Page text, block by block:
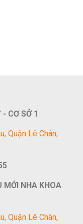
CƠ SỞ 1
Quận Lê Chân,
MỚI NHA KHOA
Quận Lê Chân,